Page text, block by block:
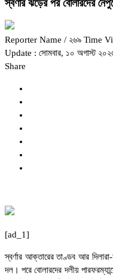
স্বর্ণার ঝড়ের পর বোলারদের
Reporter Name / ২৬৯ Time
Update : সোমবার, ১০ অগাস্ট
Share
[ad_1]
স্বর্ণার আক্তারের তাণ্ডব আর দিলারা-
দল। পরে বোলারদের দলীয়